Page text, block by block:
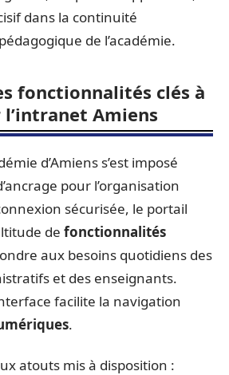
dans la continuité
de l’académie.
fonctionnalités clés à
Amiens
d’Amiens s’est imposé
pour l’organisation
sécurisée, le portail
de fonctionnalités
aux besoins quotidiens des
et des enseignants.
facilite la navigation
.
atouts mis à disposition :